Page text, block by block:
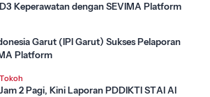
Keperawatan dengan SEVIMA Platform
Garut (IPI Garut) Sukses Pelaporan
Platform
2 Pagi, Kini Laporan PDDIKTI STAI Al